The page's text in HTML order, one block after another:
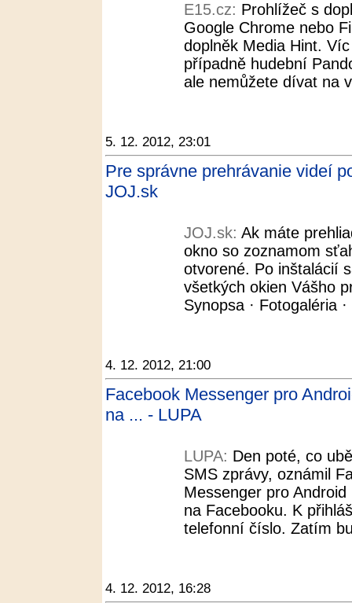
E15.cz: Prohlížeč s
Google Chrome nebo
doplněk Media Hint.
případně hudební
ale nemůžete dívat na
5. 12. 2012, 23:01
Pre správne prehrávanie videí
JOJ.sk
JOJ.sk: Ak máte
okno so zoznamom
otvorené. Po inštalácií
všetkých okien Vášho
Synopsa · Fotogaléria
4. 12. 2012, 21:00
Facebook Messenger pro
na ... - LUPA
LUPA: Den poté, co
SMS zprávy, oznámil
Messenger pro
na Facebooku. K
telefonní číslo. Zatím
4. 12. 2012, 16:28